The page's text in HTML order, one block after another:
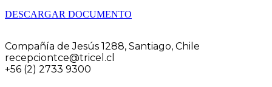
DESCARGAR DOCUMENTO
Compañía de Jesús 1288, Santiago, Chile
recepciontce@tricel.cl
+56 (2) 2733 9300